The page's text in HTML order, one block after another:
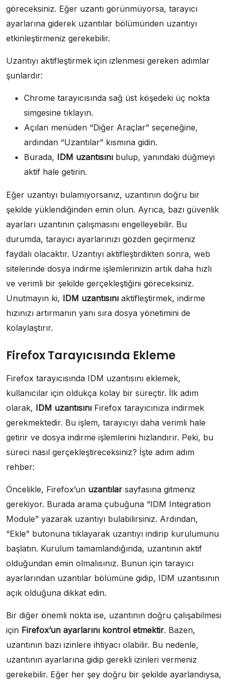
göreceksiniz. Eğer uzantı görünmüyorsa, tarayıcı
ayarlarına giderek uzantılar bölümünden uzantıyı
etkinleştirmeniz gerekebilir.
Uzantıyı aktifleştirmek için izlenmesi gereken adımlar
şunlardır:
Chrome tarayıcısında sağ üst köşedeki üç nokta
simgesine tıklayın.
Açılan menüden “Diğer Araçlar” seçeneğine,
ardından “Uzantılar” kısmına gidin.
Burada, IDM uzantısını bulup, yanındaki düğmeyi
aktif hale getirin.
Eğer uzantıyı bulamıyorsanız, uzantının doğru bir
şekilde yüklendiğinden emin olun. Ayrıca, bazı güvenlik
ayarları uzantının çalışmasını engelleyebilir. Bu
durumda, tarayıcı ayarlarınızı gözden geçirmeniz
faydalı olacaktır. Uzantıyı aktifleştirdikten sonra, web
sitelerinde dosya indirme işlemlerinizin artık daha hızlı
ve verimli bir şekilde gerçekleştiğini göreceksiniz.
Unutmayın ki, IDM uzantısını aktifleştirmek, indirme
hızınızı artırmanın yanı sıra dosya yönetimini de
kolaylaştırır.
Firefox Tarayıcısında Ekleme
Firefox tarayıcısında IDM uzantısını eklemek,
kullanıcılar için oldukça kolay bir süreçtir. İlk adım
olarak, IDM uzantısını Firefox tarayıcınıza indirmek
gerekmektedir. Bu işlem, tarayıcıyı daha verimli hale
getirir ve dosya indirme işlemlerini hızlandırır. Peki, bu
süreci nasıl gerçekleştireceksiniz? İşte adım adım
rehber:
Öncelikle, Firefox’un uzantılar sayfasına gitmeniz
gerekiyor. Burada arama çubuğuna “IDM Integration
Module” yazarak uzantıyı bulabilirsiniz. Ardından,
“Ekle” butonuna tıklayarak uzantıyı indirip kurulumunu
başlatın. Kurulum tamamlandığında, uzantının aktif
olduğundan emin olmalısınız. Bunun için tarayıcı
ayarlarından uzantılar bölümüne gidip, IDM uzantısının
açık olduğuna dikkat edin.
Bir diğer önemli nokta ise, uzantının doğru çalışabilmesi
için Firefox’un ayarlarını kontrol etmektir. Bazen,
uzantının bazı izinlere ihtiyacı olabilir. Bu nedenle,
uzantının ayarlarına gidip gerekli izinleri vermeniz
gerekebilir. Eğer her şey doğru bir şekilde ayarlandıysa,